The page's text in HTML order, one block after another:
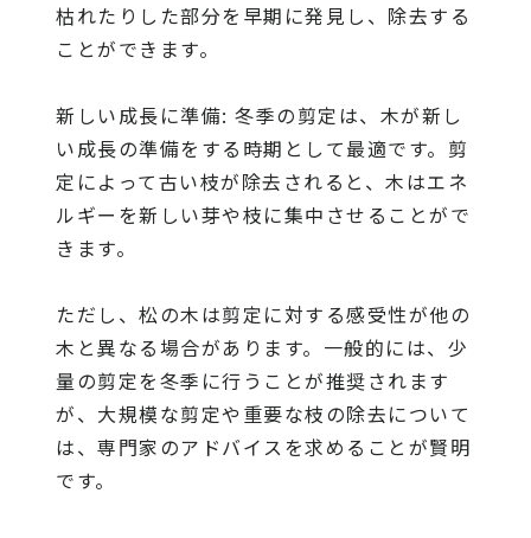
枯れたりした部分を早期に発見し、除去する
ことができます。
新しい成長に準備: 冬季の剪定は、木が新し
い成長の準備をする時期として最適です。剪
定によって古い枝が除去されると、木はエネ
ルギーを新しい芽や枝に集中させることがで
きます。
ただし、松の木は剪定に対する感受性が他の
木と異なる場合があります。一般的には、少
量の剪定を冬季に行うことが推奨されます
が、大規模な剪定や重要な枝の除去について
は、専門家のアドバイスを求めることが賢明
です。